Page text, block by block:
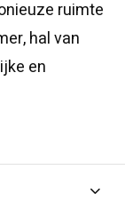
ruimte
hal van
en